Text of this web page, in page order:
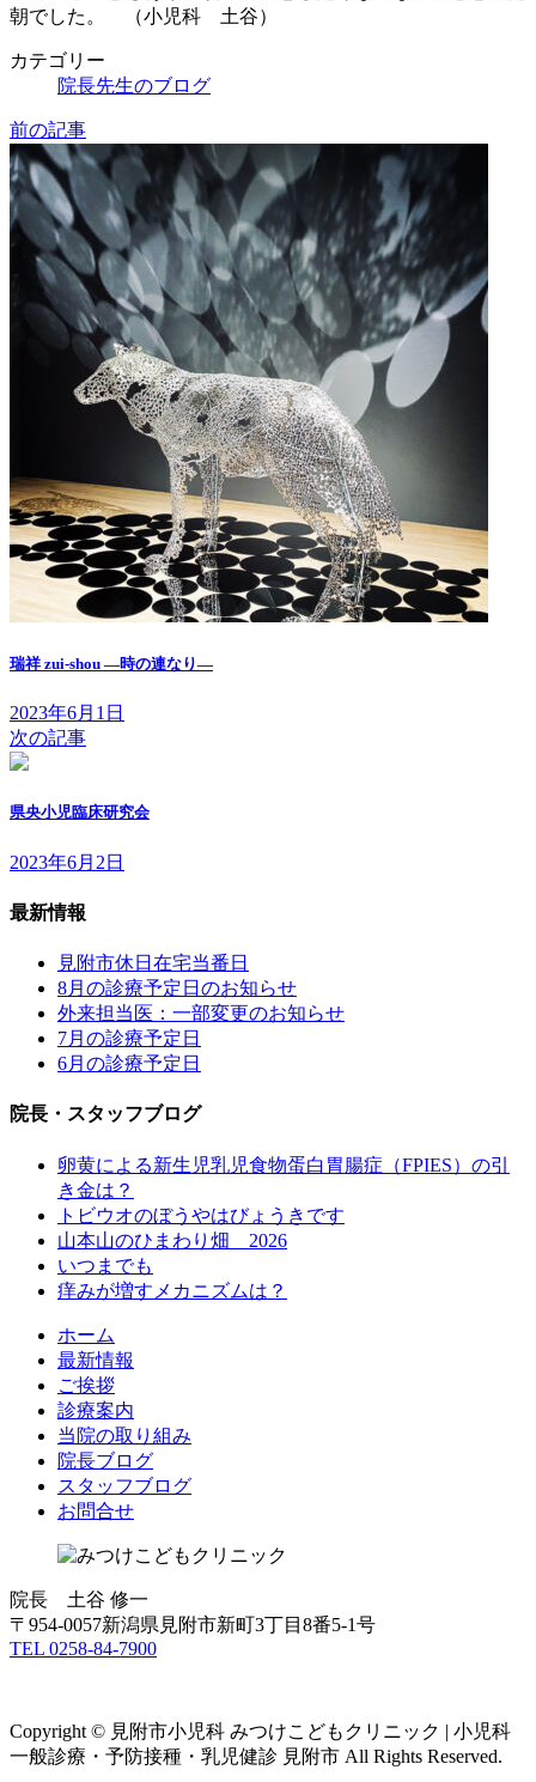
朝でした。 （小児科 土谷）
カテゴリー
院長先生のブログ
前の記事
瑞祥 zui-shou —時の連なり—
2023年6月1日
次の記事
県央小児臨床研究会
2023年6月2日
最新情報
見附市休日在宅当番日
8月の診療予定日のお知らせ
外来担当医：一部変更のお知らせ
7月の診療予定日
6月の診療予定日
院長・スタッフブログ
卵黄による新生児乳児食物蛋白胃腸症（FPIES）の引
き金は？
トビウオのぼうやはびょうきです
山本山のひまわり畑 2026
いつまでも
痒みが増すメカニズムは？
ホーム
最新情報
ご挨拶
診療案内
当院の取り組み
院長ブログ
スタッフブログ
お問合せ
院長 土谷 修一
〒954-0057新潟県見附市新町3丁目8番5-1号
TEL 0258-84-7900
Copyright © 見附市小児科 みつけこどもクリニック | 小児科
一般診療・予防接種・乳児健診 見附市 All Rights Reserved.